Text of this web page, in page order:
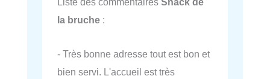
la bruche :
- Très bonne adresse tout est bon et
bien servi. L'accueil est très